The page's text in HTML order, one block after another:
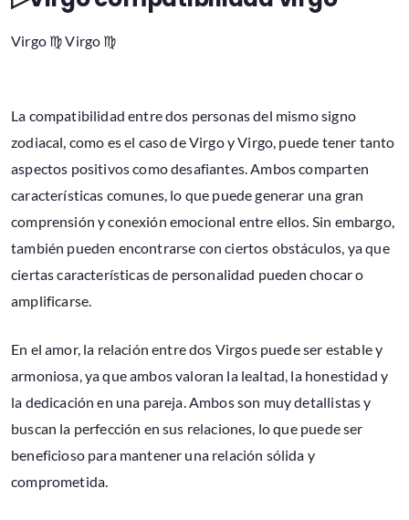
Virgo ♍ Virgo ♍
La compatibilidad entre dos personas del mismo signo
zodiacal, como es el caso de Virgo y Virgo, puede tener tanto
aspectos positivos como desafiantes. Ambos comparten
características comunes, lo que puede generar una gran
comprensión y conexión emocional entre ellos. Sin embargo,
también pueden encontrarse con ciertos obstáculos, ya que
ciertas características de personalidad pueden chocar o
amplificarse.
En el amor, la relación entre dos Virgos puede ser estable y
armoniosa, ya que ambos valoran la lealtad, la honestidad y
la dedicación en una pareja. Ambos son muy detallistas y
buscan la perfección en sus relaciones, lo que puede ser
beneficioso para mantener una relación sólida y
comprometida.